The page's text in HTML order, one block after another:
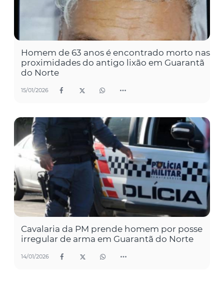
Homem de 63 anos é encontrado morto nas
proximidades do antigo lixão em Guarantã
do Norte
15/01/2026
Cavalaria da PM prende homem por posse
irregular de arma em Guarantã do Norte
14/01/2026